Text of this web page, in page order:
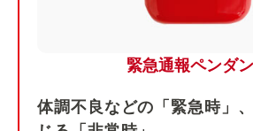
緊急通報ペンダ
体調不良などの「緊急時」